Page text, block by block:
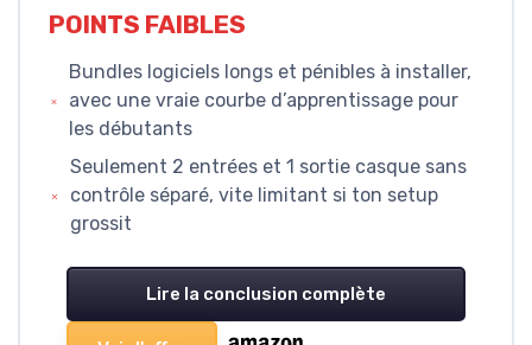
POINTS FAIBLES
Bundles logiciels longs et pénibles à installer,
avec une vraie courbe d’apprentissage pour
les débutants
Seulement 2 entrées et 1 sortie casque sans
contrôle séparé, vite limitant si ton setup
grossit
Lire la conclusion complète